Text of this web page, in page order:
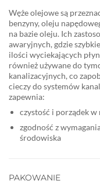
Węże olejowe są
benzyny, oleju
na bazie oleju. Ich
awaryjnych, gdzie
ilości wyciekających
również używane do
kanalizacyjnych, co
cieczy do systemów
zapewnia:
czystość i porządek
zgodność z
środowiska
PAKOWANIE